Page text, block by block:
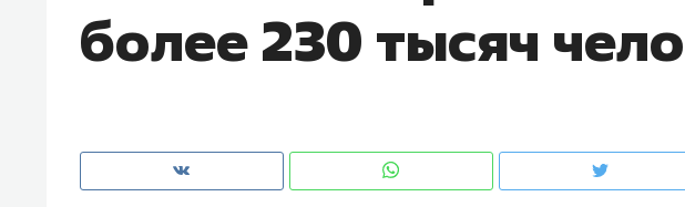
более 230 тысяч
рынки, почему надо знать аксакалов и
чем интересен Оман?
клиентах и чудных